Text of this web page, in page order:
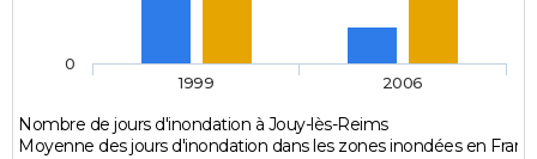
Nombre de jours d'inondation à Jouy-lès-Reims
Moyenne des jours d'inondation dans les zones inondées en
1999 2006
0